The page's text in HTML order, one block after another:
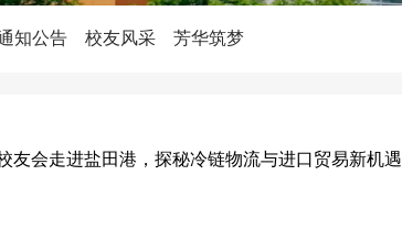
知公告 校友风采 芳华筑梦
友会走进盐田港，探秘冷链物流与进口贸易新机遇